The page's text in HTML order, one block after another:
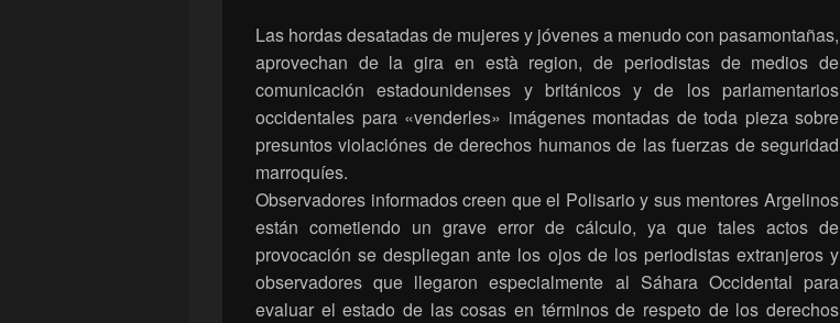
Las hordas desatadas de mujeres y jóvenes a menudo con pasamontañas,
aprovechan de la gira en està region, de periodistas de medios de
comunicación estadounidenses y británicos y de los parlamentarios
occidentales para «venderles» imágenes montadas de toda pieza sobre
presuntos violaciónes de derechos humanos de las fuerzas de seguridad
marroquíes.
Observadores informados creen que el Polisario y sus mentores Argelinos
están cometiendo un grave error de cálculo, ya que tales actos de
provocación se despliegan ante los ojos de los periodistas extranjeros y
observadores que llegaron especialmente al Sáhara Occidental para
evaluar el estado de las cosas en términos de respeto de los derechos